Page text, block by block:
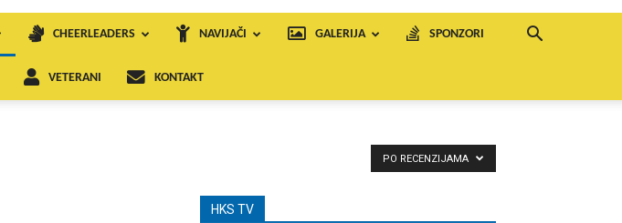
CHEERLEADERS NAVIJAČI GALERIJA SPONZORI
VETERANI KONTAKT
PO RECENZIJAMA
HKS TV